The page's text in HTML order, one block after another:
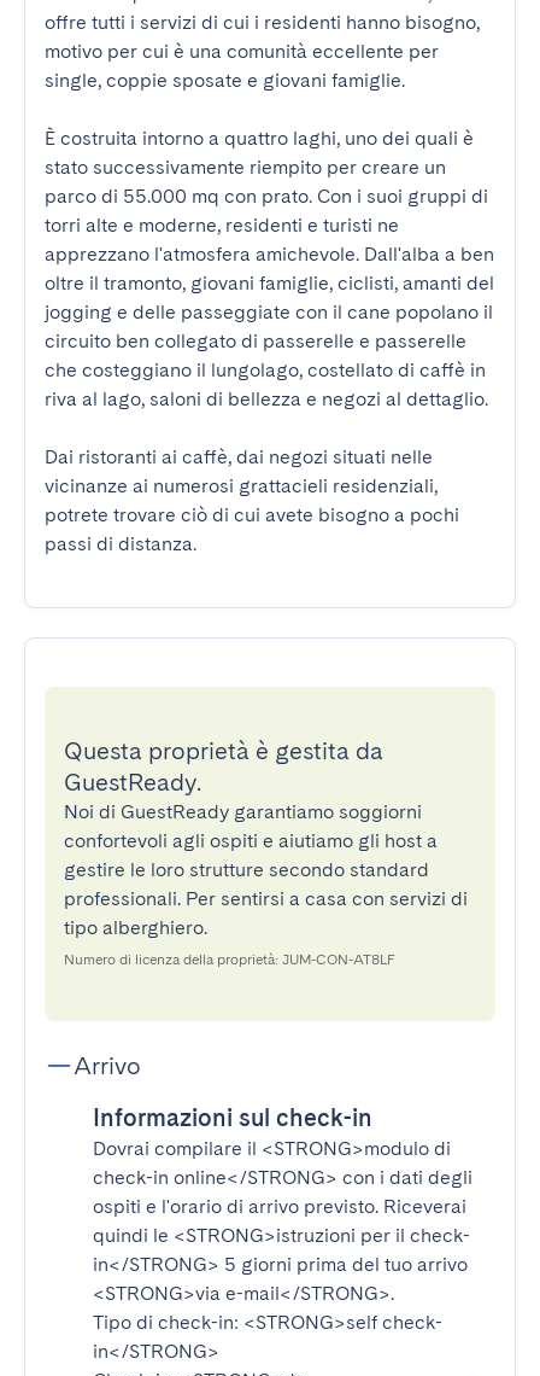
offre tutti i servizi di cui i residenti hanno bisogno,
motivo per cui è una comunità eccellente per
single, coppie sposate e giovani famiglie.
È costruita intorno a quattro laghi, uno dei quali è
stato successivamente riempito per creare un
parco di 55.000 mq con prato. Con i suoi gruppi di
torri alte e moderne, residenti e turisti ne
apprezzano l'atmosfera amichevole. Dall'alba a ben
oltre il tramonto, giovani famiglie, ciclisti, amanti del
jogging e delle passeggiate con il cane popolano il
circuito ben collegato di passerelle e passerelle
che costeggiano il lungolago, costellato di caffè in
riva al lago, saloni di bellezza e negozi al dettaglio.
Dai ristoranti ai caffè, dai negozi situati nelle
vicinanze ai numerosi grattacieli residenziali,
potrete trovare ciò di cui avete bisogno a pochi
passi di distanza.
Questa proprietà è gestita da
GuestReady.
Noi di GuestReady garantiamo soggiorni
confortevoli agli ospiti e aiutiamo gli host a
gestire le loro strutture secondo standard
professionali. Per sentirsi a casa con servizi di
tipo alberghiero.
Numero di licenza della proprietà: JUM-CON-AT8LF
Arrivo
Informazioni sul check-in
Dovrai compilare il <STRONG>modulo di
check-in online</STRONG> con i dati degli
ospiti e l'orario di arrivo previsto. Riceverai
quindi le <STRONG>istruzioni per il check-
in</STRONG> 5 giorni prima del tuo arrivo
<STRONG>via e-mail</STRONG>.
Tipo di check-in: <STRONG>self check-
in</STRONG>